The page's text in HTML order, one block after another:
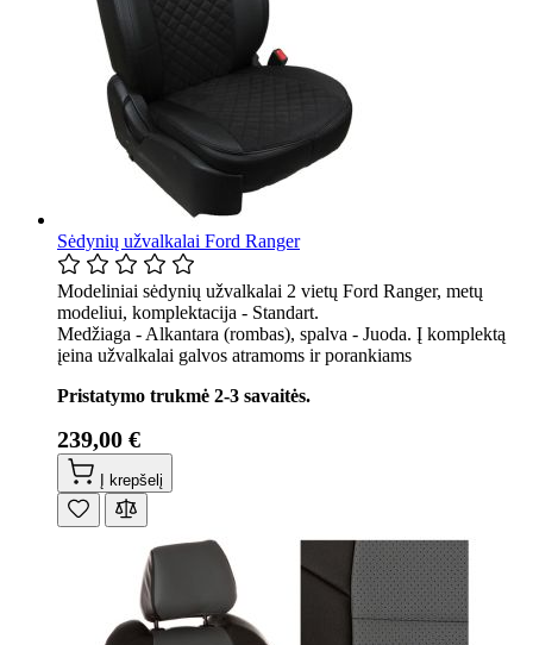
Sėdynių užvalkalai Ford Ranger
Modeliniai sėdynių užvalkalai 2 vietų Ford Ranger, metų
modeliui, komplektacija - Standart.
Medžiaga - Alkantara (rombas), spalva - Juoda. Į komplektą
įeina užvalkalai galvos atramoms ir porankiams
Pristatymo trukmė 2-3 savaitės.
239,00 €
Į krepšelį